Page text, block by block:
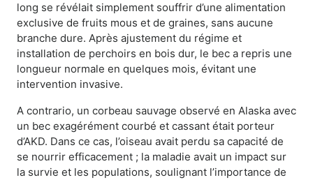
long se révélait simplement souffrir d’une alimentation
exclusive de fruits mous et de graines, sans aucune
branche dure. Après ajustement du régime et
installation de perchoirs en bois dur, le bec a repris une
longueur normale en quelques mois, évitant une
intervention invasive.
A contrario, un corbeau sauvage observé en Alaska avec
un bec exagérément courbé et cassant était porteur
d’AKD. Dans ce cas, l’oiseau avait perdu sa capacité de
se nourrir efficacement ; la maladie avait un impact sur
la survie et les populations, soulignant l’importance de